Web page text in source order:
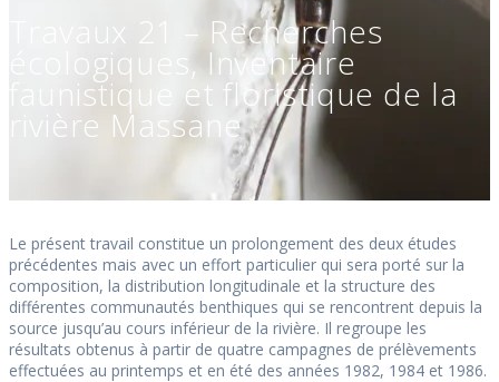
Travaux 21 – Recherches
écologiques, Inventaire
faunistique et floristique de la
rivière Massane
Le présent travail constitue un prolongement des deux études
précédentes mais avec un effort particulier qui sera porté sur la
composition, la distribution longitudinale et la structure des
différentes communautés benthiques qui se rencontrent depuis la
source jusqu’au cours inférieur de la rivière. Il regroupe les
résultats obtenus à partir de quatre campagnes de prélèvements
effectuées au printemps et en été des années 1982, 1984 et 1986.